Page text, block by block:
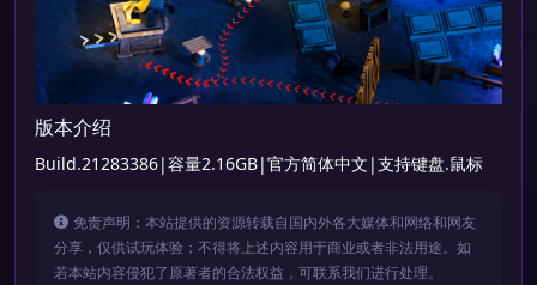
版本介绍
Build.21283386|容量2.16GB|官方简体中文|支持键盘.鼠标
免责声明：本站提供的资源转载自国内外各大媒体和网络和网友
分享，仅供试玩体验；不得将上述内容用于商业或者非法用途。如
若本站内容侵犯了原著者的合法权益，可联系我们进行处理。